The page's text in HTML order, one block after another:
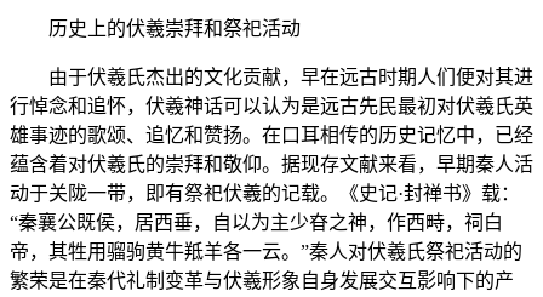
历史上的伏羲崇拜和祭祀活动
由于伏羲氏杰出的文化贡献，早在远古时期人们便对其进
行悼念和追怀，伏羲神话可以认为是远古先民最初对伏羲氏英
雄事迹的歌颂、追忆和赞扬。在口耳相传的历史记忆中，已经
蕴含着对伏羲氏的崇拜和敬仰。据现存文献来看，早期秦人活
动于关陇一带，即有祭祀伏羲的记载。《史记·封禅书》载：
“秦襄公既侯，居西垂，自以为主少昚之神，作西畤，祠白
帝，其牲用骝驹黄牛羝羊各一云。”秦人对伏羲氏祭祀活动的
繁荣是在秦代礼制变革与伏羲形象自身发展交互影响下的产